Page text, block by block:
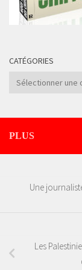
CATÉGORIES
Catégories
PLUS
Une
Les